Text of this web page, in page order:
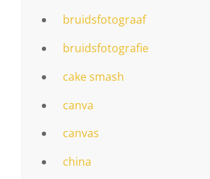
bruidsfotograaf
bruidsfotografie
cake smash
canva
canvas
china